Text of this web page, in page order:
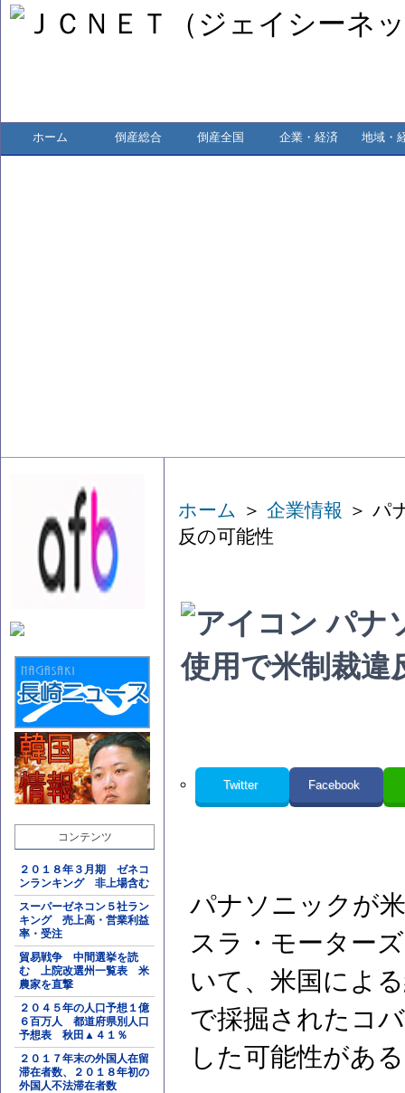
ホーム 倒産総合 倒産全国 企業・経済 地域・
コンテンツ
２０１８年３月期 ゼネコ
ンランキング 非上場含む
スーパーゼネコン５社ラン
キング 売上高・営業利益
率・受注
貿易戦争 中間選挙を読
む 上院改選州一覧表 米
農家を直撃
２０４５年の人口予想１億
６百万人 都道府県別人口
予想表 秋田▲４１％
２０１７年末の外国人在留
滞在者数、２０１８年初の
外国人不法滞在者数
ホーム ＞ 企業情報 ＞ パ
反の可能性
パナ
使用で米制裁違
Twitter Facebook
パナソニックが
スラ・モーター
いて、米国によ
で採掘されたコ
した可能性があ